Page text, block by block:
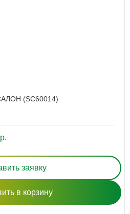
(SC60014)
заявку
в корзину